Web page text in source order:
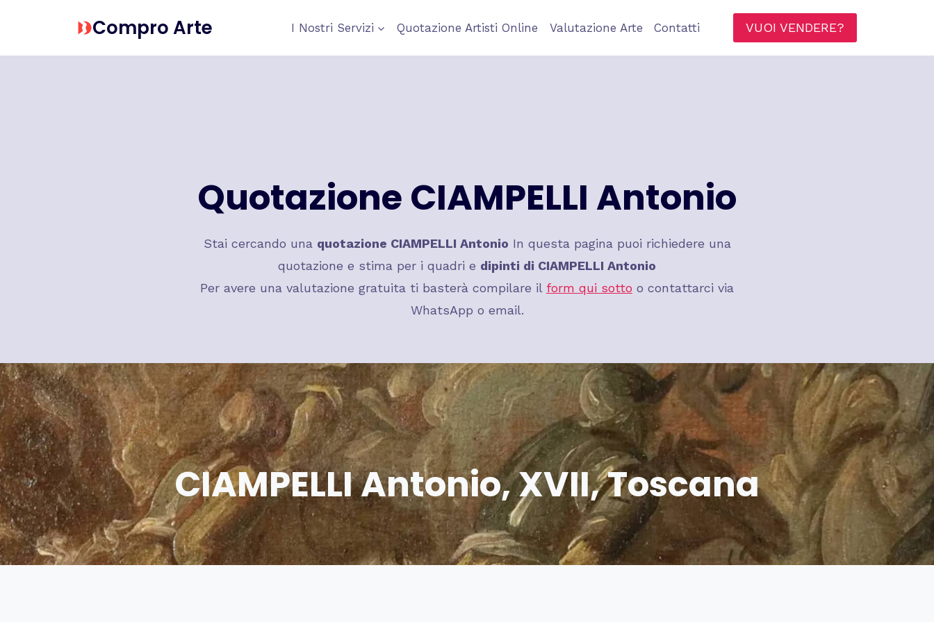
contenuto
Compro Arte I Nostri Servizi Quotazione Artisti Online Valutazione Arte Contatti VUOI VENDERE?
Quotazione CIAMPELLI Antonio
Stai cercando una quotazione CIAMPELLI Antonio In questa pagina puoi richiedere una
quotazione e stima per i quadri e dipinti di CIAMPELLI Antonio
Per avere una valutazione gratuita ti basterà compilare il form qui sotto o contattarci via
WhatsApp o email.
CIAMPELLI Antonio, XVII, Toscana